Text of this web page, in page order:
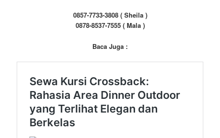
0857-7733-3808 ( Sheila )
0878-8537-7555 ( Mala )
Baca Juga :